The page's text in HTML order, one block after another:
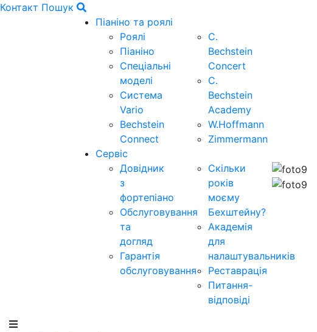
Контакт Пошук
Піаніно та роялі
Роялі
Піаніно
Спеціальні
моделі
Система
Vario
Bechstein
Connect
C.
Bechstein
Concert
C.
Bechstein
Academy
W.Hoffmann
Zimmermann
Сервіс
Довідник
з
фортепіано
Обслуговування
та
догляд
Гарантія
обслуговування
Скільки
років
моєму
Бехштейну?
Академія
для
налаштувальників
Реставрація
Питання-
відповіді